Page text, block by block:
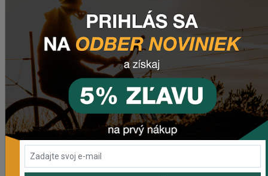
POSLEDNÉ PRIDANÉ PRODUKTY
Predné svetlo CRUSSIS CRS 1200
1 841,55 Kč
Zadné svetlo CRUSSIS CRS 20
503,69 Kč